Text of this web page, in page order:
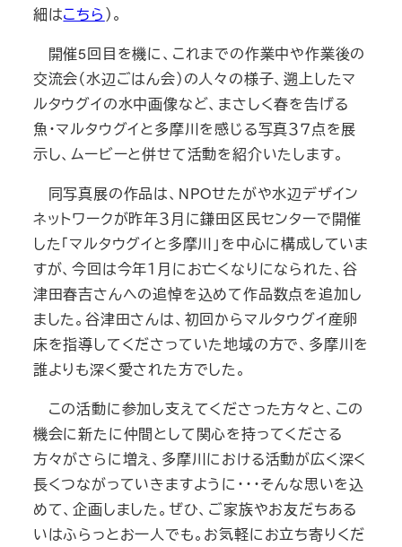
細はこちら）。
開催5回目を機に、これまでの作業中や作業後の
交流会（水辺ごはん会）の人々の様子、遡上したマ
ルタウグイの水中画像など、まさしく春を告げる
魚・マルタウグイと多摩川を感じる写真３７点を展
示し、ムービーと併せて活動を紹介いたします。
同写真展の作品は、NPOせたがや水辺デザイン
ネットワークが昨年３月に鎌田区民センターで開催
した「マルタウグイと多摩川」を中心に構成していま
すが、今回は今年１月にお亡くなりになられた、谷
津田春吉さんへの追悼を込めて作品数点を追加し
ました。谷津田さんは、初回からマルタウグイ産卵
床を指導してくださっていた地域の方で、多摩川を
誰よりも深く愛された方でした。
この活動に参加し支えてくださった方々と、この
機会に新たに仲間として関心を持ってくださる
方々がさらに増え、多摩川における活動が広く深く
長くつながっていきますように・・・そんな思いを込
めて、企画しました。ぜひ、ご家族やお友だちある
いはふらっとお一人でも。お気軽にお立ち寄りくだ